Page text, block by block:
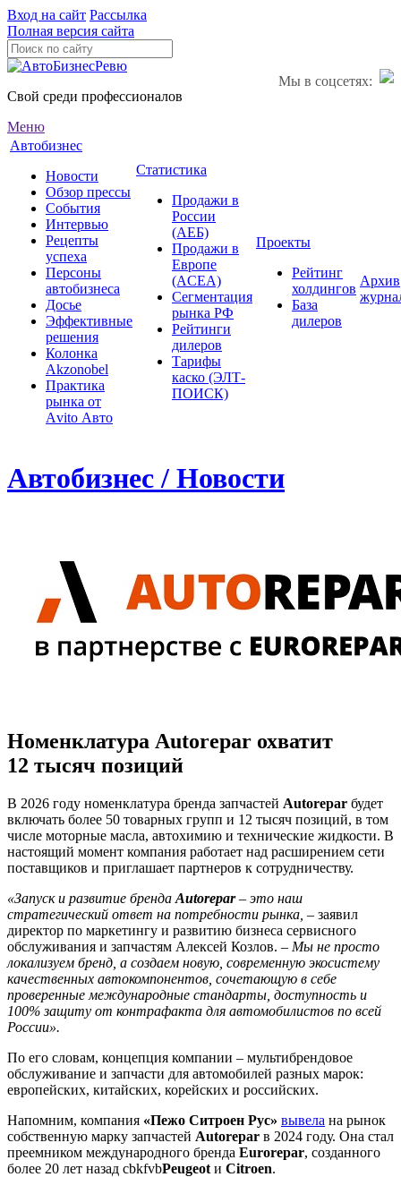
Вход на сайт Рассылка
Полная версия сайта
Мы в соцсетях:
Свой среди профессионалов
Меню
Автобизнес
Новости
Обзор прессы
События
Интервью
Рецепты
успеха
Персоны
автобизнеса
Досье
Эффективные
решения
Колонка
Akzonobel
Практика
рынка от
Аvito Авто
Статистика
Продажи в
России
(АЕБ)
Продажи в
Европе
(ACEA)
Сегментация
рынка РФ
Рейтинги
дилеров
Тарифы
каско (ЭЛТ-
ПОИСК)
Проекты
Рейтинг
холдингов
База
дилеров
Архив
Автобизнес / Новости
Номенклатура Autorepar охватит
12 тысяч позиций
В 2026 году номенклатура бренда запчастей Autorepar будет
включать более 50 товарных групп и 12 тысяч позиций, в том
числе моторные масла, автохимию и технические жидкости. В
настоящий момент компания работает над расширением сети
поставщиков и приглашает партнеров к сотрудничеству.
«Запуск и развитие бренда Autorepar– это наш
стратегический ответ на потребности рынка, – заявил
директор по маркетингу и развитию бизнеса сервисного
обслуживания и запчастям Алексей Козлов. – Мы не просто
локализуем бренд, а создаем новую, современную экосистему
качественных автокомпонентов, сочетающую в себе
проверенные международные стандарты, доступность и
100% защиту от контрафакта для автомобилистов по всей
России».
По его словам, концепция компании – мультибрендовое
обслуживание и запчасти для автомобилей разных марок:
европейских, китайских, корейских и российских.
Напомним, компания «Пежо Ситроен Рус» вывела на рынок
собственную марку запчастей Autorepar в 2024 году. Она стал
преемником международного бренда Eurorepar, созданного
более 20 лет назад cbkfvbPeugeot и Citroen.